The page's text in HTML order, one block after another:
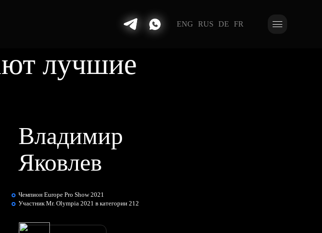
ENG
RUS DE FR
лучшие
Владимир
Яковлев
Чемпион Europe Pro Show 2021
Участник Mr. Olympia 2021 в категории 212